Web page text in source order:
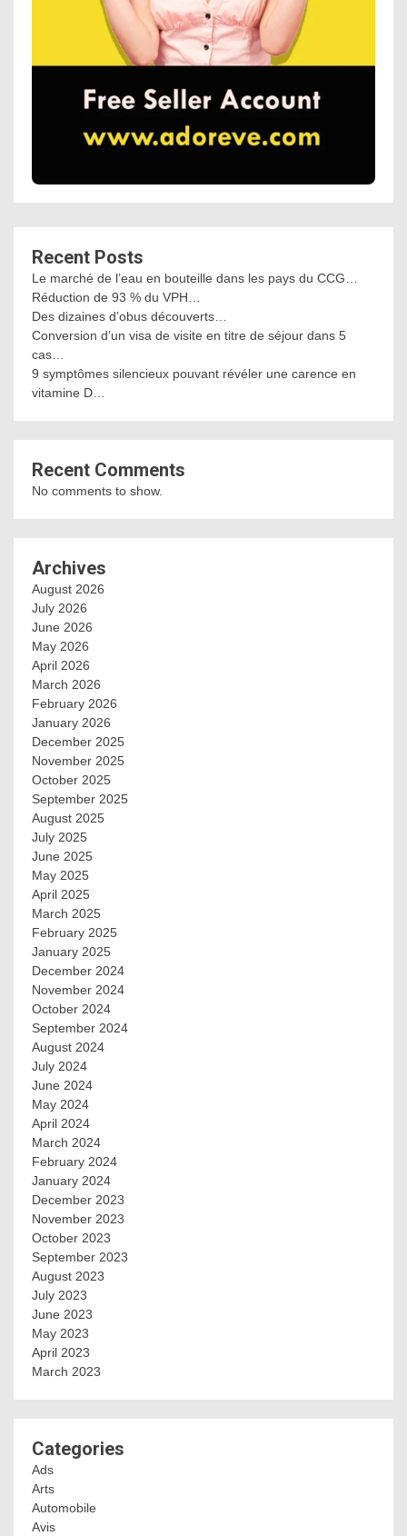
Recent Posts
Le marché de l’eau en bouteille dans les pays du CCG…
Réduction de 93 % du VPH…
Des dizaines d’obus découverts…
Conversion d’un visa de visite en titre de séjour dans 5
cas…
9 symptômes silencieux pouvant révéler une carence en
vitamine D…
Recent Comments
No comments to show.
Archives
August 2026
July 2026
June 2026
May 2026
April 2026
March 2026
February 2026
January 2026
December 2025
November 2025
October 2025
September 2025
August 2025
July 2025
June 2025
May 2025
April 2025
March 2025
February 2025
January 2025
December 2024
November 2024
October 2024
September 2024
August 2024
July 2024
June 2024
May 2024
April 2024
March 2024
February 2024
January 2024
December 2023
November 2023
October 2023
September 2023
August 2023
July 2023
June 2023
May 2023
April 2023
March 2023
Categories
Ads
Arts
Automobile
Avis